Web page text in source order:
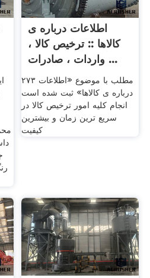
اطلاعات درباره ی
کالاها :: ترخیص کالا ،
واردات ، صادرات ...
۲۷۳ مطلب با موضوع «اطلاعات
درباره ی کالاها» ثبت شده است
انجام کلیه امور ترخیص کالا در
سریع ترین زمان و بیشترین
کیفیت